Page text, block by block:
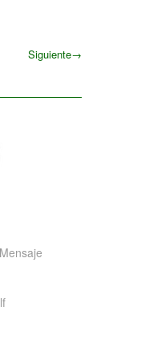
Siguiente→